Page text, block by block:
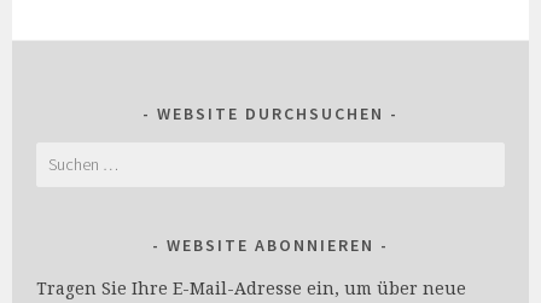
WEBSITE DURCHSUCHEN
Suchen
WEBSITE ABONNIEREN
Tragen Sie Ihre E-Mail-Adresse ein, um über neue